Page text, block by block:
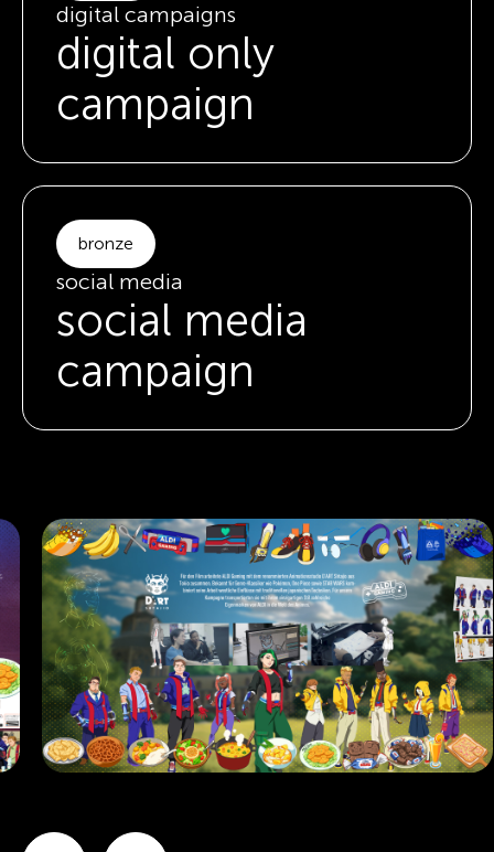
digital campaigns
digital only
campaign
bronze
social media
social media
campaign